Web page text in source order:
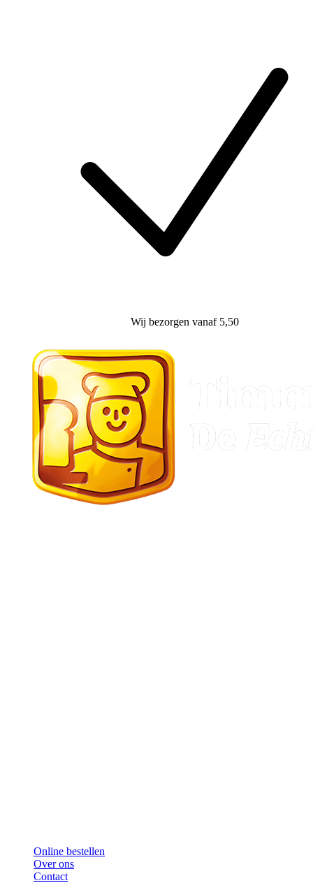
Wij bezorgen vanaf 5,50
Online bestellen
Over ons
Contact